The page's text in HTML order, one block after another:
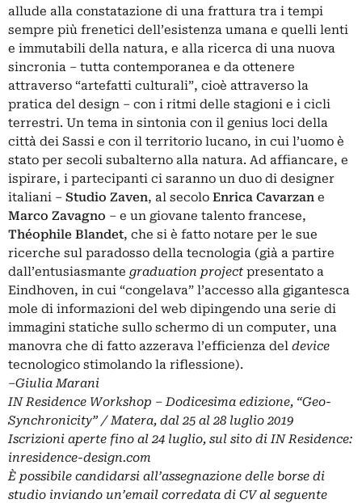
allude alla constatazione di una frattura tra i tempi
sempre più frenetici dell’esistenza umana e quelli lenti
e immutabili della natura, e alla ricerca di una nuova
sincronia – tutta contemporanea e da ottenere
attraverso “artefatti culturali”, cioè attraverso la
pratica del design – con i ritmi delle stagioni e i cicli
terrestri. Un tema in sintonia con il genius loci della
città dei Sassi e con il territorio lucano, in cui l’uomo è
stato per secoli subalterno alla natura. Ad affiancare, e
ispirare, i partecipanti ci saranno un duo di designer
italiani – Studio Zaven, al secolo Enrica Cavarzan e
Marco Zavagno – e un giovane talento francese,
Théophile Blandet, che si è fatto notare per le sue
ricerche sul paradosso della tecnologia (già a partire
dall’entusiasmante graduation project presentato a
Eindhoven, in cui “congelava” l’accesso alla gigantesca
mole di informazioni del web dipingendo una serie di
immagini statiche sullo schermo di un computer, una
manovra che di fatto azzerava l’efficienza del device
tecnologico stimolando la riflessione).
–Giulia Marani
IN Residence Workshop – Dodicesima edizione, “Geo-
Synchronicity” / Matera, dal 25 al 28 luglio 2019
Iscrizioni aperte fino al 24 luglio, sul sito di IN Residence:
inresidence-design.com
È possibile candidarsi all’assegnazione delle borse di
studio inviando un’email corredata di CV al seguente